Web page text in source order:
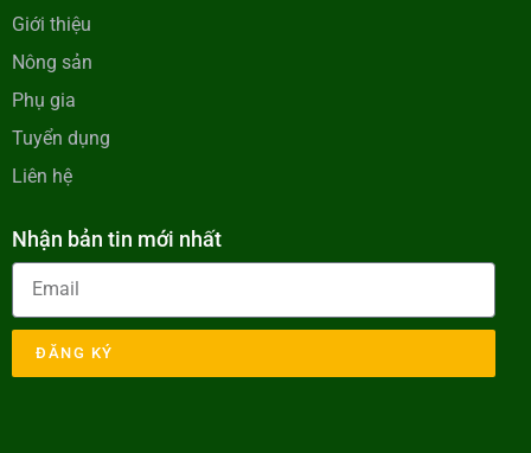
Giới thiệu
Nông sản
Phụ gia
Tuyển dụng
Liên hệ
Nhận bản tin mới nhất
ĐĂNG KÝ